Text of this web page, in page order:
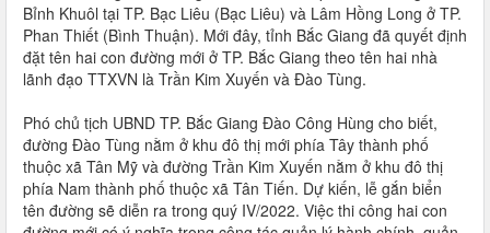
Bỉnh Khuôl tại TP. Bạc Liêu (Bạc Liêu) và Lâm Hồng Long ở TP.
Phan Thiết (Bình Thuận). Mới đây, tỉnh Bắc Giang đã quyết định
đặt tên hai con đường mới ở TP. Bắc Giang theo tên hai nhà
lãnh đạo TTXVN là Trần Kim Xuyến và Đào Tùng.
Phó chủ tịch UBND TP. Bắc Giang Đào Công Hùng cho biết,
đường Đào Tùng nằm ở khu đô thị mới phía Tây thành phố
thuộc xã Tân Mỹ và đường Trần Kim Xuyến nằm ở khu đô thị
phía Nam thành phố thuộc xã Tân Tiến. Dự kiến, lễ gắn biển
tên đường sẽ diễn ra trong quý IV/2022. Việc thi công hai con